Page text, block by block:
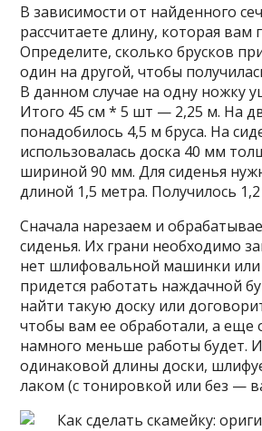
В зависимости от найденного
рассчитаете длину, которая вам
Определите, сколько брусков
один на другой, чтобы
В данном случае на одну ножку
Итого 45 см * 5 шт — 2,25 м. На
понадобилось 4,5 м бруса. На
использовалась доска 40 мм
шириной 90 мм. Для сиденья
длиной 1,5 метра. Получилось
Сначала нарезаем и
сиденья. Их грани необходимо
нет шлифовальной машинки или
придется работать наждачной
найти такую доску или
чтобы вам ее обработали, а еще
намного меньше работы будет.
одинаковой длины доски,
лаком (с тонировкой или без —